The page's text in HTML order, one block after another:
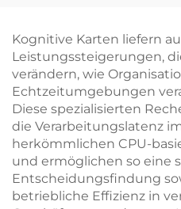
Großauflagen, Druck
mit lackierten Kanten
Kognitive Karten liefern
Leistungssteigerungen,
verändern, wie
Echtzeitumgebungen
Diese spezialisierten
die Verarbeitungslatenz
herkömmlichen CPU-
und ermöglichen so eine
Entscheidungsfindung
betriebliche Effizienz in